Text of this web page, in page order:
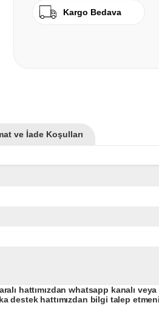
Kargo Bedava
ve İade Koşulları
hattımızdan whatsapp kanalı
destek hattımızdan bilgi talep